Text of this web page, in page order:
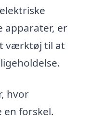
apparater, er
værktøj til at
hvor
forskel.